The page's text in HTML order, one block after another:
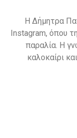
Η Δήμητρα
Instagram, όπου
παραλία. Η
καλοκαίρι